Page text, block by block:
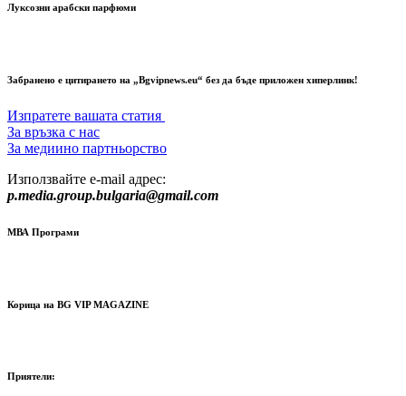
Луксозни арабски парфюми
Забранено е цитирането на „Bgvipnews.eu“ без да бъде приложен хиперлинк!
Изпратете вашата статия
За връзка с нас
За медиино партньорство
Използвайте e-mail адрес:
p.media.group.bulgaria@gmail.com
МВА Програми
Корица на BG VIP MAGAZINE
Приятели: